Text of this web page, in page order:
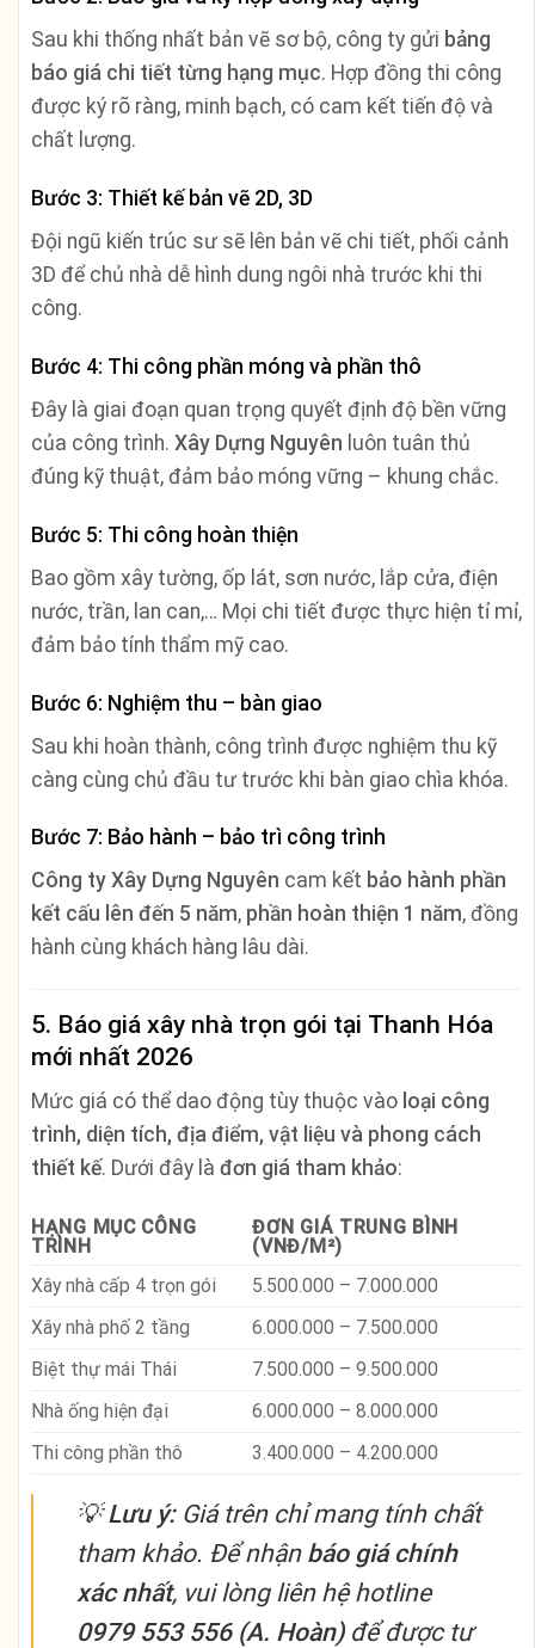
Sau khi thống nhất bản vẽ sơ bộ, công ty gửi bảng
báo giá chi tiết từng hạng mục. Hợp đồng thi công
được ký rõ ràng, minh bạch, có cam kết tiến độ và
chất lượng.
Bước 3: Thiết kế bản vẽ 2D, 3D
Đội ngũ kiến trúc sư sẽ lên bản vẽ chi tiết, phối cảnh
3D để chủ nhà dễ hình dung ngôi nhà trước khi thi
công.
Bước 4: Thi công phần móng và phần thô
Đây là giai đoạn quan trọng quyết định độ bền vững
của công trình. Xây Dựng Nguyên luôn tuân thủ
đúng kỹ thuật, đảm bảo móng vững – khung chắc.
Bước 5: Thi công hoàn thiện
Bao gồm xây tường, ốp lát, sơn nước, lắp cửa, điện
nước, trần, lan can,… Mọi chi tiết được thực hiện tỉ mỉ,
đảm bảo tính thẩm mỹ cao.
Bước 6: Nghiệm thu – bàn giao
Sau khi hoàn thành, công trình được nghiệm thu kỹ
càng cùng chủ đầu tư trước khi bàn giao chìa khóa.
Bước 7: Bảo hành – bảo trì công trình
Công ty Xây Dựng Nguyên cam kết bảo hành phần
kết cấu lên đến 5 năm, phần hoàn thiện 1 năm, đồng
hành cùng khách hàng lâu dài.
5. Báo giá xây nhà trọn gói tại Thanh Hóa
mới nhất 2026
Mức giá có thể dao động tùy thuộc vào loại công
trình, diện tích, địa điểm, vật liệu và phong cách
thiết kế. Dưới đây là đơn giá tham khảo:
HẠNG MỤC CÔNG
TRÌNH
ĐƠN GIÁ TRUNG BÌNH
(VNĐ/M²)
Xây nhà cấp 4 trọn gói
5.500.000 – 7.000.000
Xây nhà phố 2 tầng
6.000.000 – 7.500.000
Biệt thự mái Thái
7.500.000 – 9.500.000
Nhà ống hiện đại
6.000.000 – 8.000.000
Thi công phần thô
3.400.000 – 4.200.000
💡Lưu ý:Giá trên chỉ mang tính chất
tham khảo. Để nhận báo giá chính
xác nhất, vui lòng liên hệ hotline
0979 553 556 (A. Hoàn)để được tư